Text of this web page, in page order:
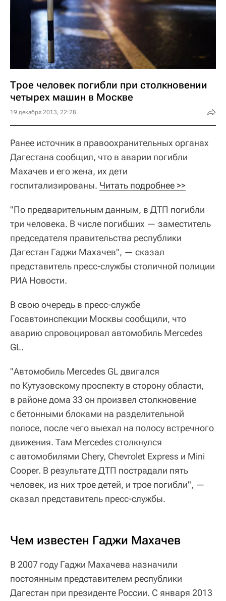
Трое человек погибли при столкновении
четырех машин в Москве
19 декабря 2013, 22:28
Ранее источник в правоохранительных органах
Дагестана сообщил, что в аварии погибли
Махачев и его жена, их дети
госпитализированы. Читать подробнее >>
"По предварительным данным, в ДТП погибли
три человека. В числе погибших — заместитель
председателя правительства республики
Дагестан Гаджи Махачев", — сказал
представитель пресс-службы столичной полиции
РИА Новости.
В свою очередь в пресс-службе
Госавтоинспекции Москвы сообщили, что
аварию спровоцировал автомобиль Mercedes
GL.
"Автомобиль Mercedes GL двигался
по Кутузовскому проспекту в сторону области,
в районе дома 33 он произвел столкновение
с бетонными блоками на разделительной
полосе, после чего выехал на полосу встречного
движения. Там Mercedes столкнулся
с автомобилями Chery, Chevrolet Express и Mini
Cooper. В результате ДТП пострадали пять
человек, из них трое детей, и трое погибли", —
сказал представитель пресс-службы.
Чем известен Гаджи Махачев
В 2007 году Гаджи Махачева назначили
постоянным представителем республики
Дагестан при президенте России. С января 2013